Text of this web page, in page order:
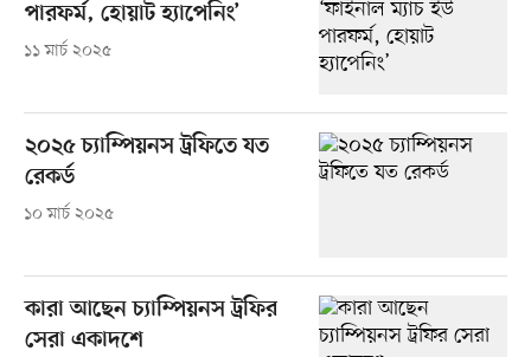
পারফর্ম, হোয়াট হ্যাপেনিং’
১১ মার্চ ২০২৫
২০২৫ চ্যাম্পিয়নস ট্রফিতে যত
রেকর্ড
১০ মার্চ ২০২৫
কারা আছেন চ্যাম্পিয়নস ট্রফির
সেরা একাদশে